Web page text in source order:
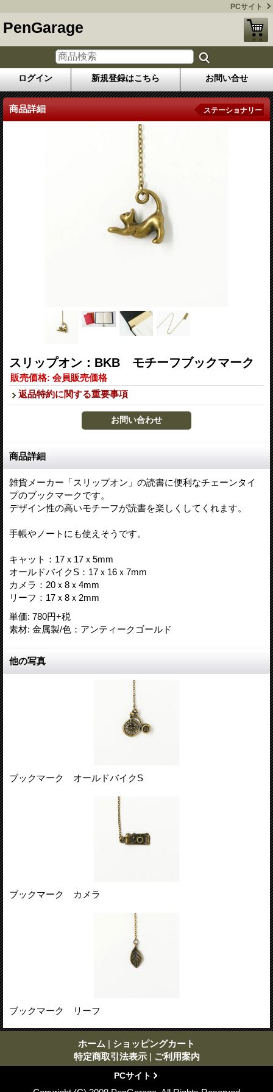
PCサイト
PenGarage
ログイン 新規登録はこちら お問い合せ
商品詳細 ステーショナリー
スリップオン：BKB モチーフブックマーク
販売価格: 会員販売価格
返品特約に関する重要事項
商品詳細
雑貨メーカー「スリップオン」の読書に便利なチェーンタイ
プのブックマークです。
デザイン性の高いモチーフが読書を楽しくしてくれます。
手帳やノートにも使えそうです。
キャット：17ｘ17ｘ5mm
オールドバイクS：17ｘ16ｘ7mm
カメラ：20ｘ8ｘ4mm
リーフ：17ｘ8ｘ2mm
単価: 780円+税
素材: 金属製/色：アンティークゴールド
他の写真
ブックマーク オールドバイクS
ブックマーク カメラ
ブックマーク リーフ
ホーム | ショッピングカート
特定商取引法表示 | ご利用案内
PCサイト